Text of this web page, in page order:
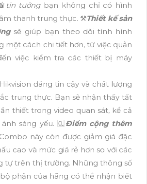
tin tưởngbạn không chỉ có hình
thanh trung thực. ⚒Thiết kế sản
sẽ giúp bạn theo dõi tình hình
một cách chi tiết hơn, từ việc quản
việc kiểm tra các thiết bị máy
đáng tin cậy và chất lượng
trung thực. Bạn sẽ nhận thấy tất
thiết trong video quan sát, kể cả
sáng yếu. 🆑 Điểm cộng thêm
Combo này còn được giảm giá đặc
cao và mức giá rẻ hơn so với các
tự trên thị trường. Những thông số
phận của hãng có thể nhận biết